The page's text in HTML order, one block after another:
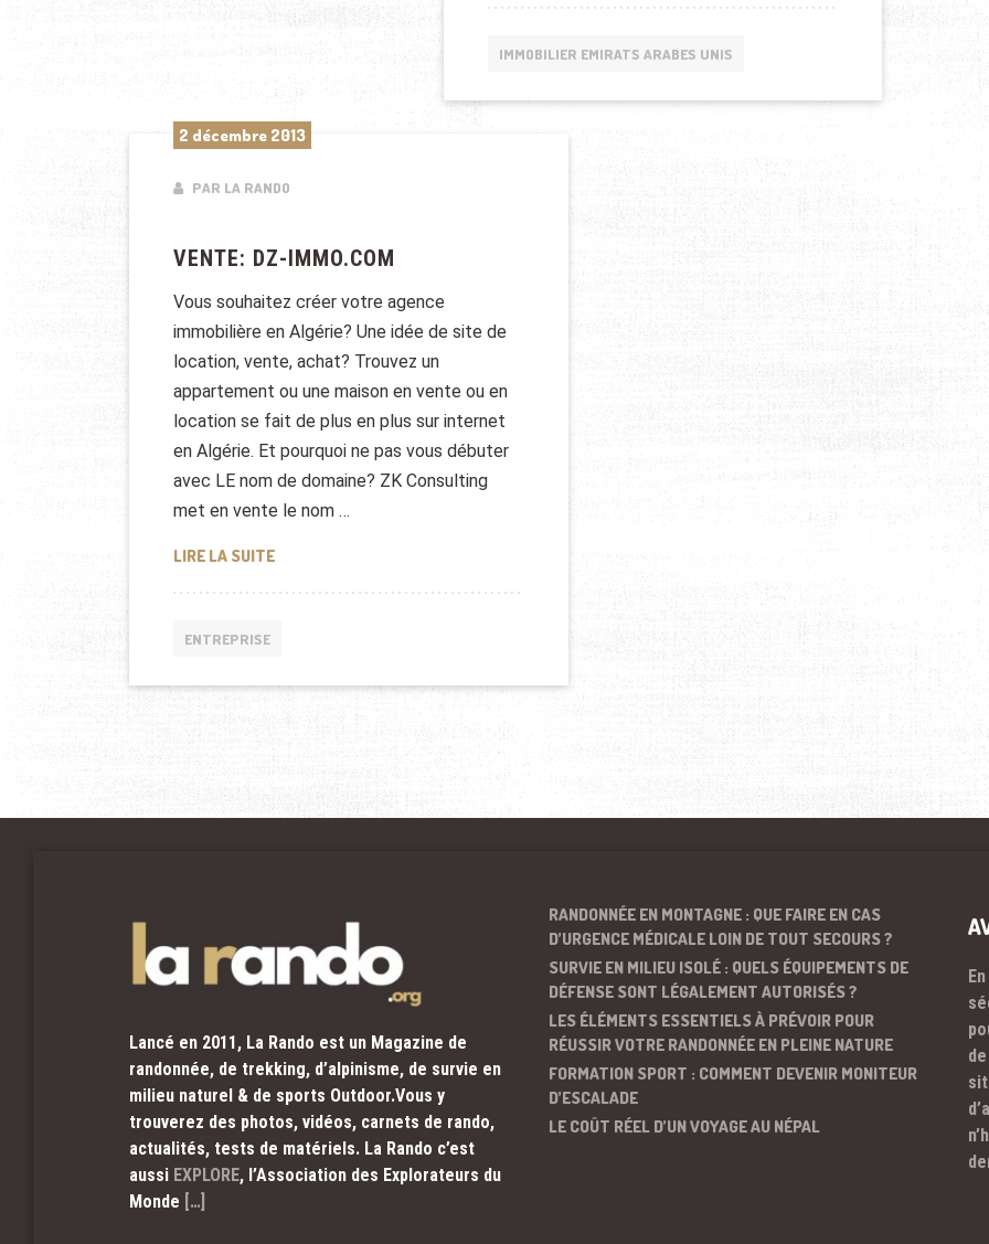
IMMOBILIER EMIRATS ARABES UNIS
2 décembre 2013
PAR LA RANDO
VENTE: DZ-IMMO.COM
Vous souhaitez créer votre agence
immobilière en Algérie? Une idée de site de
location, vente, achat? Trouvez un
appartement ou une maison en vente ou en
location se fait de plus en plus sur internet
en Algérie. Et pourquoi ne pas vous débuter
avec LE nom de domaine? ZK Consulting
met en vente le nom …
LIRE LA SUITEVENTE: DZ-IMMO.COM
ENTREPRISE
Lancé en 2011, La Rando est un Magazine de
randonnée, de trekking, d’alpinisme, de survie en
milieu naturel & de sports Outdoor.Vous y
trouverez des photos, vidéos, carnets de rando,
actualités, tests de matériels. La Rando c’est
aussi EXPLORE, l’Association des Explorateurs du
Monde […]
RANDONNÉE EN MONTAGNE : QUE FAIRE EN CAS
D’URGENCE MÉDICALE LOIN DE TOUT SECOURS ?
SURVIE EN MILIEU ISOLÉ : QUELS ÉQUIPEMENTS DE
DÉFENSE SONT LÉGALEMENT AUTORISÉS ?
LES ÉLÉMENTS ESSENTIELS À PRÉVOIR POUR
RÉUSSIR VOTRE RANDONNÉE EN PLEINE NATURE
FORMATION SPORT : COMMENT DEVENIR MONITEUR
D’ESCALADE
LE COÛT RÉEL D’UN VOYAGE AU NÉPAL